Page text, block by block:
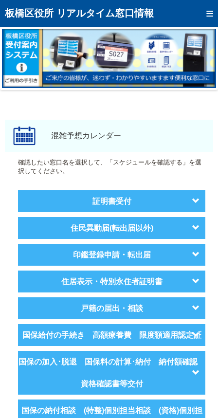
板橋区役所 リアルタイム窓口情報
トップページへ
混雑予想カレンダー
リアルタイム混雑状況
リアルタイム受付番号状況
メール通知登録
モバイルサイト
区役所フロアマップ
混雑予想カレンダー
確認したい窓口名を選択して、「スケジュールを確認する」を選
択してください。
証明書受付
住民異動届(転出届以外)
印鑑登録申請・転出届
住居表示・特別永住者証明書
戸籍の届出・相談
国保給付の手続き 高額療養費 限度額適用認定証
国保の加入･脱退 国保料の計算･納付 納付額確認
資格確認書等交付
国保の納付相談 (特整)個別担当相談 (資格)個別担